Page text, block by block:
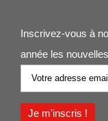
Inscrivez-vous à
année les